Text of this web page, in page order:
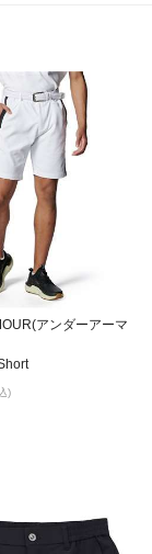
アンダーアーマ
)